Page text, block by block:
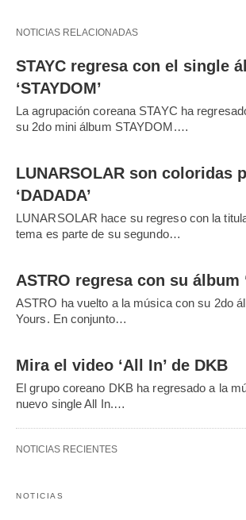
NOTICIAS RELACIONADAS
STAYC regresa con el single
‘STAYDOM’
La agrupación coreana STAYC ha
su 2do mini álbum STAYDOM.…
LUNARSOLAR son coloridas
‘DADADA’
LUNARSOLAR hace su regreso con la
tema es parte de su segundo…
ASTRO regresa con su álbum
ASTRO ha vuelto a la música con su 2do
Yours. En conjunto…
Mira el video ‘All In’ de DKB
El grupo coreano DKB ha regresado a la
nuevo single All In.…
NOTICIAS RECIENTES
NOTICIAS